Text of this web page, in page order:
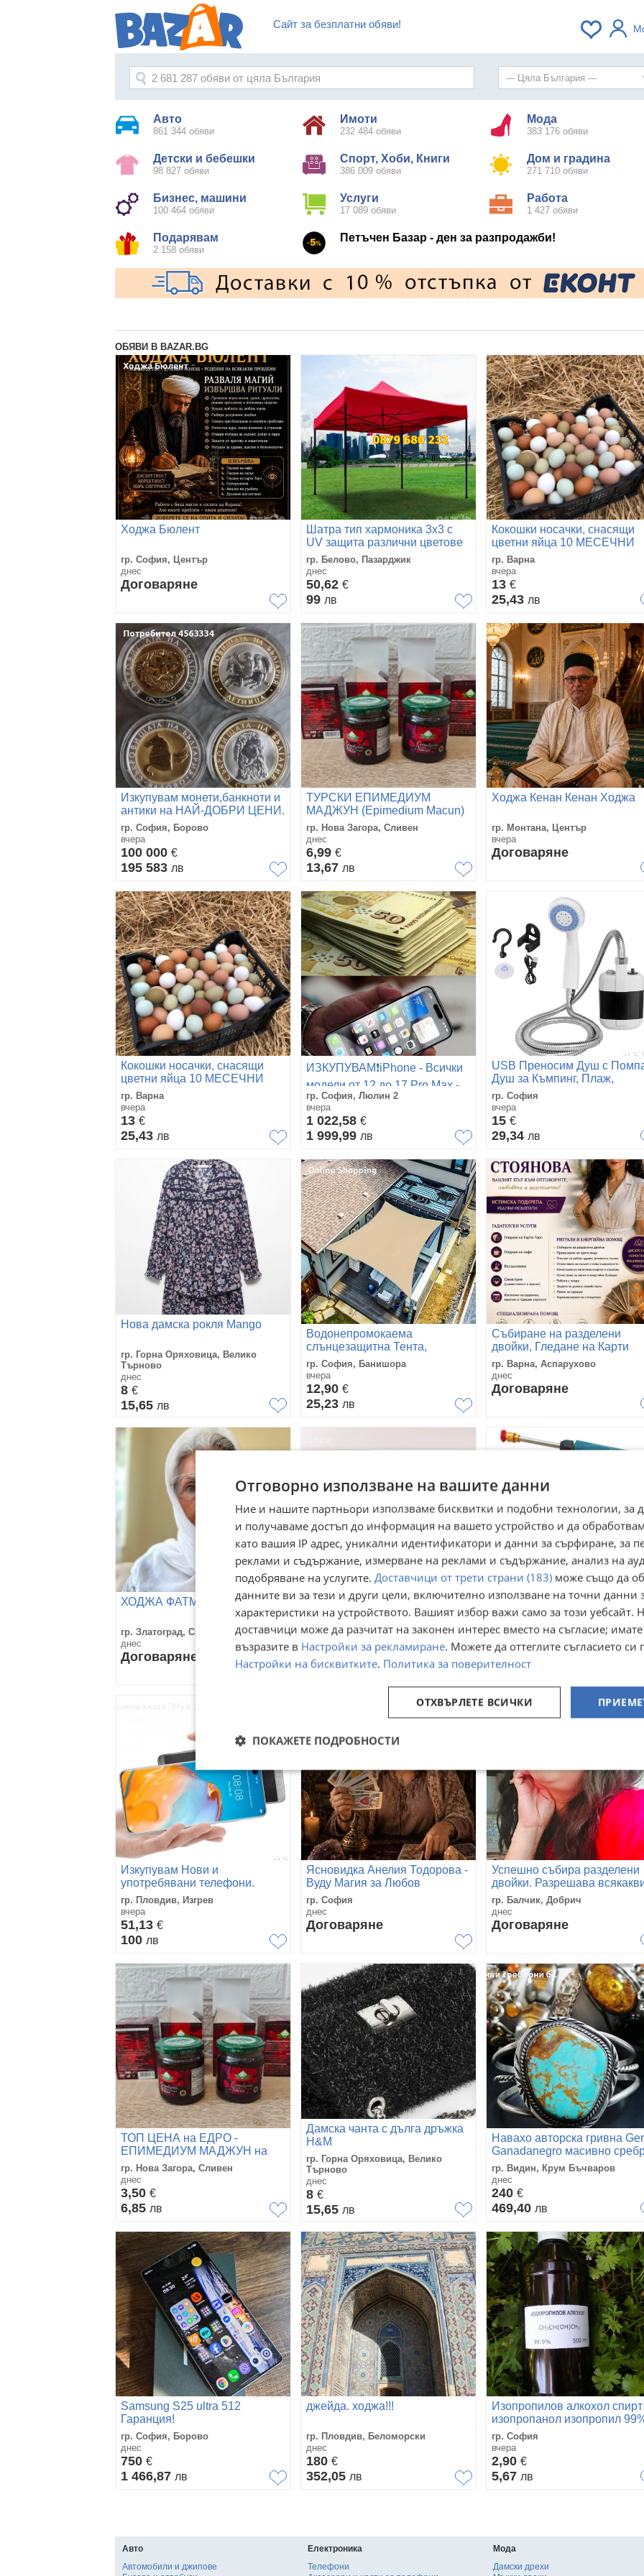
Сайт за безплатни обяви!
Авто
861 344 обяви
Имоти
232 484 обяви
Мода
383 176 обяви
Детски и бебешки
98 827 обяви
Спорт, Хоби, Книги
386 009 обяви
Дом и градина
271 710 обяви
Бизнес, машини
100 464 обяви
Услуги
17 089 обяви
Работа
1 427 обяви
Подарявам
2 158 обяви
Петъчен Базар - ден за разпродажби!
ОБЯВИ В BAZAR.BG
Ходжа Бюлент
гр. София, Център
днес
Договаряне
Шатра тип хармоника 3х3 с
UV защита различни цветове
за градина/тераса
гр. Белово, Пазарджик
днес
50,62 €
99 лв
Кокошки носачки, снасящи
цветни яйца 10 МЕСЕЧНИ
гр. Варна
вчера
13 €
25,43 лв
Изкупувам монети,банкноти и
антики на НАЙ-ДОБРИ ЦЕНИ.
гр. София, Борово
вчера
100 000 €
195 583 лв
ТУРСКИ ЕПИМЕДИУМ
МАДЖУН (Epimedium Macun)
240 гр. - THEMRA (Темра)
гр. Нова Загора, Сливен
днес
6,99 €
13,67 лв
Ходжа Кенан Кенан Ходжа
гр. Монтана, Център
вчера
Договаряне
Кокошки носачки, снасящи
цветни яйца 10 МЕСЕЧНИ
гр. Варна
вчера
13 €
25,43 лв
ИЗКУПУВАМ❗️iPhone - Всички
модели от 12 до 17 Pro Max -
отключени и заключени !
гр. София, Люлин 2
вчера
1 022,58 €
1 999,99 лв
USB Преносим Душ с
Душ за Къмпинг, Плаж,
Каравана и Градина
гр. София
вчера
15 €
29,34 лв
Нова дамска рокля Mango
гр. Горна Оряховица, Велико
Търново
днес
8 €
15,65 лв
Водонепромокаема
слънцезащитна Тента,
Водоустойчива UV сенник,
подсилено платнище
гр. София, Банишора
вчера
12,90 €
25,23 лв
Събиране на разделени
двойки, Гледане на Карти
Таро ,Ритуали за любов,
здраве,
късмет,финанси,кариер
гр. Варна, Аспарухово
днес
Договаряне
ХОДЖА ФАТМА
гр. Златоград, Смолян
днес
Договаряне
Маджун
,епимедиум,сахимердан,Q7,стаг9000,шиладжит
мумио/epimedium,sahimerdan,stag,titan,Shilajit
гр. Варна
днес
5,52
10,80лв
Акумулаторна водоструйка
36v с 2 батерии 8Ah
гр. Белово, Пазарджик
днес
25
48,90лв
Изкупувам Нови и
употребявани телефони.
Плащане веднага
гр. Пловдив, Изгрев
вчера
51,13 €
100 лв
Ясновидка Анелия Тодорова -
Вуду Магия за Любов
гр. София
днес
Договаряне
Успешно събира разделени
двойки. Разрешава
житейски проблеми
гр. Балчик, Добрич
днес
Договаряне
ТОП ЦЕНА на ЕДРО -
ЕПИМЕДИУМ МАДЖУН на
ТЕМРА - THEMRA Epimedium
Macun - турски афродизиак
гр. Нова Загора, Сливен
днес
3,50 €
6,85 лв
Дамска чанта с дълга дръжка
H&M
гр. Горна Оряховица, Велико
Търново
днес
8 €
15,65 лв
Навахо авторска гривна
Ganadanegro масивно
и тюркоаз
гр. Видин, Крум Бъчваров
днес
240 €
469,40 лв
Samsung S25 ultra 512
Гаранция!
гр. София, Борово
днес
750 €
1 466,87 лв
джейда. ходжа!!!
гр. Пловдив, Беломорски
днес
180 €
352,05 лв
Изопропилов алкохол спирт
изопропанол изопропил
0.250л/0.5л/1л/5л/20л
гр. София
вчера
2,90 €
5,67 лв
Авто
Автомобили и джипове
Електроника
Телефони
Мода
Дамски дрехи
Отговорно използване на вашите данни
Ние и нашите партньори използваме бисквитки и подобни технологии, за
и получаваме достъп до информация на вашето устройство и да
като вашия IP адрес, уникални идентификатори и данни за сърфиране, за
реклами и съдържание, измерване на реклами и съдържание, анализ на
подобряване на услугите. Доставчици от трети страни (183) може също да
данните ви за тези и други цели, включително използване на точни данни
характеристики на устройството. Вашият избор важи само за този уебсайт.
доставчици може да разчитат на законен интерес вместо на съгласие;
възразите в Настройки за рекламиране. Можете да оттеглите съгласието си
Настройки на бисквитките. Политика за поверителност
ОТХВЪРЛЕТЕ ВСИЧКИ
ПОКАЖЕТЕ ПОДРОБНОСТИ